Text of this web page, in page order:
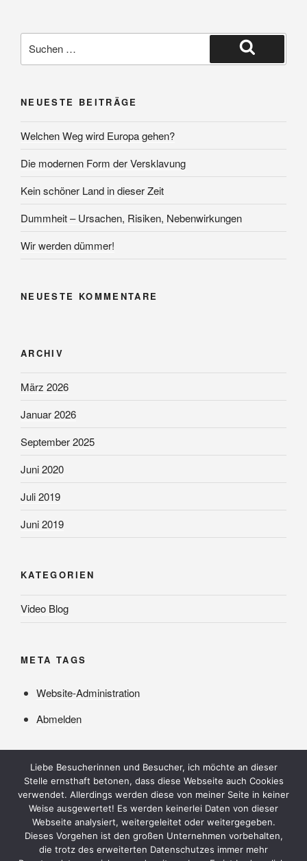
nach:
Suchen
NEUESTE BEITRÄGE
Welchen Weg wird Europa gehen?
Die modernen Form der Versklavung
Kein schöner Land in dieser Zeit
Dummheit – Ursachen, Risiken, Nebenwirkungen
Wir werden dümmer!
NEUESTE KOMMENTARE
ARCHIV
März 2026
Januar 2026
September 2025
Juni 2020
Juli 2019
Juni 2019
KATEGORIEN
Video Blog
META TAGS
Website-Administration
Abmelden
Liebe Besucherinnen und Besucher, ich möchte an dieser
Stelle ernsthaft betonen, dass diese Webseite auch Cookies
verwendet. Allerdings werden diese von meiner Seite in keiner
Weise ausgewertet! Es werden keinerlei Daten von dieser
Webseite analysiert, weitergeleitet oder weitergegeben.
Dieses Vorgehen ist den großen Unternehmen vorbehalten,
die trotz des erweiterten Datenschutzes immer mehr